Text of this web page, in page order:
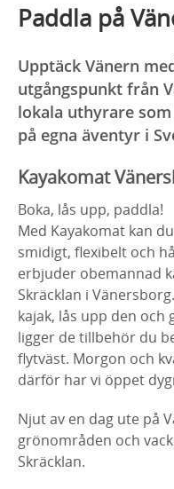
Paddla på
Upptäck Vänern
utgångspunkt från
lokala uthyrare
på egna äventyr i
Kayakomat
Boka, lås upp, paddla!
Med Kayakomat kan
smidigt, flexibelt och
erbjuder obemannad
Skräcklan i
kajak, lås upp den och
ligger de tillbehör du
flytväst. Morgon och
därför har vi öppet
Njut av en dag ute på
grönområden och
Skräcklan.